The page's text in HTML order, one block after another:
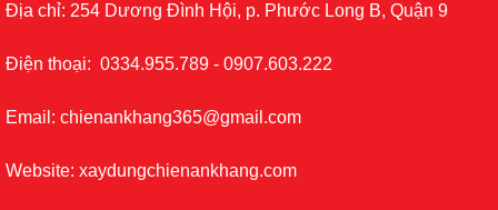
Địa chỉ: 254 Dương Đình Hội, p. Phước Long B, Quận 9
Điện thoại: 0334.955.789 - 0907.603.222
Email: chienankhang365@gmail.com
Website: xaydungchienankhang.com